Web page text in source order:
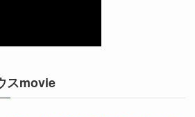
スmovie